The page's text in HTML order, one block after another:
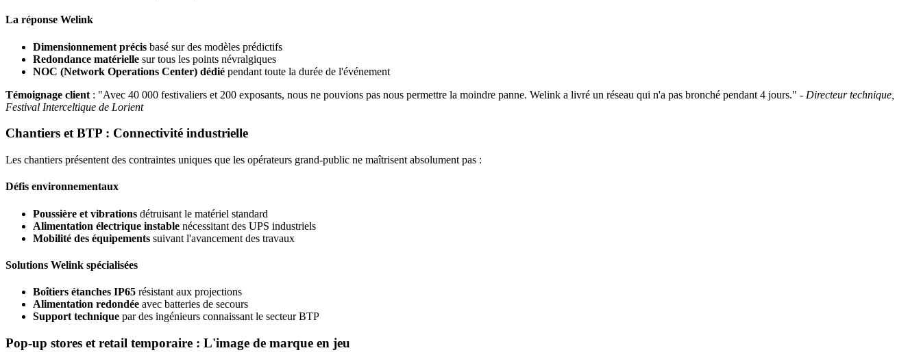
La réponse Welink
Dimensionnement précis basé sur des modèles prédictifs
Redondance matérielle sur tous les points névralgiques
NOC (Network Operations Center) dédié pendant toute la durée de l'événement
Témoignage client : "Avec 40 000 festivaliers et 200 exposants, nous ne pouvions pas nous permettre la moindre panne. Welink a livré un réseau qui n'a pas bronché pendant 4 jours." - Directeur technique,
Festival Interceltique de Lorient
Chantiers et BTP : Connectivité industrielle
Les chantiers présentent des contraintes uniques que les opérateurs grand-public ne maîtrisent absolument pas :
Défis environnementaux
Poussière et vibrations détruisant le matériel standard
Alimentation électrique instable nécessitant des UPS industriels
Mobilité des équipements suivant l'avancement des travaux
Solutions Welink spécialisées
Boîtiers étanches IP65 résistant aux projections
Alimentation redondée avec batteries de secours
Support technique par des ingénieurs connaissant le secteur BTP
Pop-up stores et retail temporaire : L'image de marque en jeu